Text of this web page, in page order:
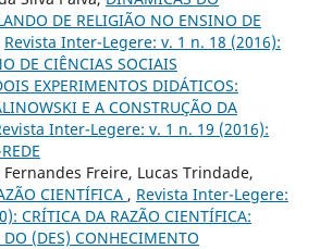
DE RELIGIÃO NO ENSINO DE
Revista Inter-Legere: v. 1 n. 18 (2016):
DE CIÊNCIAS SOCIAIS
EXPERIMENTOS DIDÁTICOS:
E A CONSTRUÇÃO DA
Inter-Legere: v. 1 n. 19 (2016):
Freire, Lucas Trindade,
CIENTÍFICA , Revista Inter-Legere:
CRÍTICA DA RAZÃO CIENTÍFICA:
(DES) CONHECIMENTO